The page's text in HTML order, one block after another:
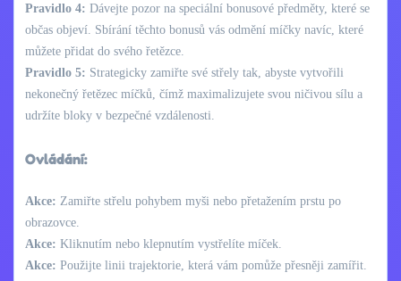
Pravidlo 4: Dávejte pozor na speciální bonusové předměty, které se
občas objeví. Sbírání těchto bonusů vás odmění míčky navíc, které
můžete přidat do svého řetězce.
Pravidlo 5: Strategicky zamiřte své střely tak, abyste vytvořili
nekonečný řetězec míčků, čímž maximalizujete svou ničivou sílu a
udržíte bloky v bezpečné vzdálenosti.
Ovládání:
Akce: Zamiřte střelu pohybem myši nebo přetažením prstu po
obrazovce.
Akce: Kliknutím nebo klepnutím vystřelíte míček.
Akce: Použijte linii trajektorie, která vám pomůže přesněji zamířit.